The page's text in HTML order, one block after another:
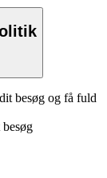
besøg og få fuld